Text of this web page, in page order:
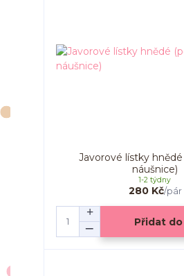
Javorové lístky
náušnice)
280 Kč/pár
1-2 týdny
Přidat